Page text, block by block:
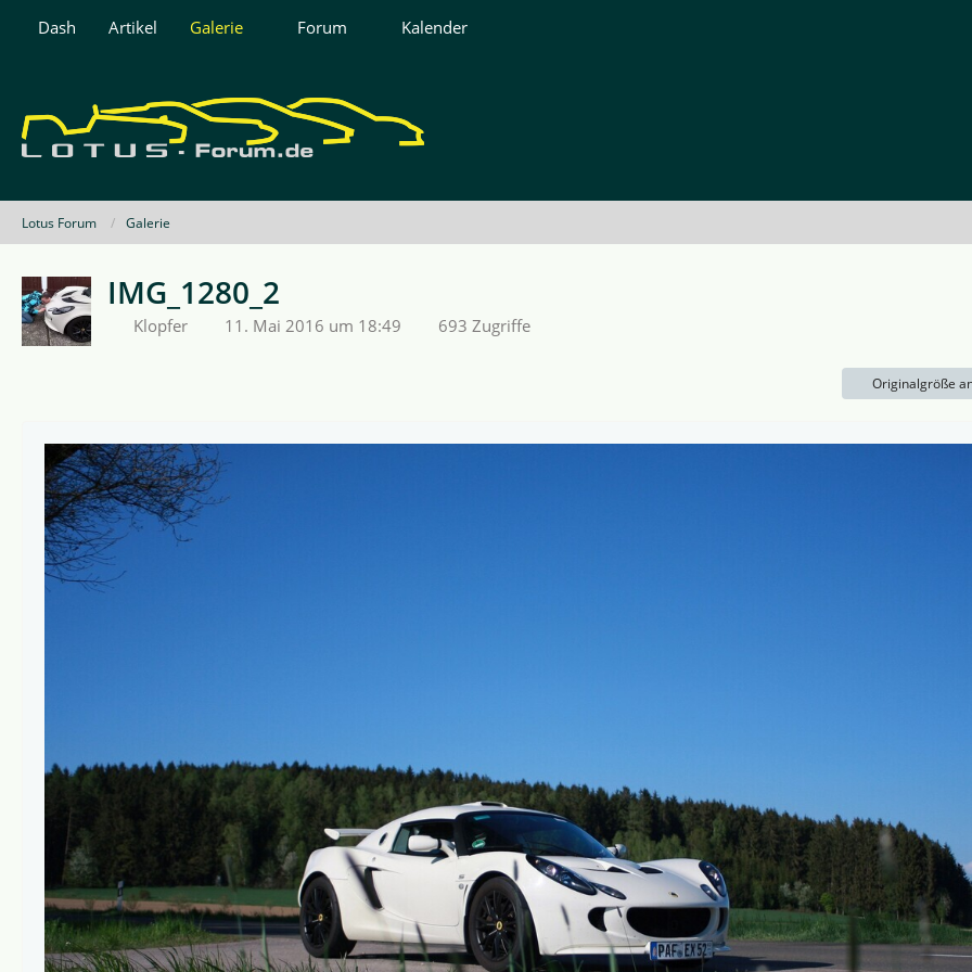
Dash Artikel Galerie Forum Kalender
Lotus Forum Galerie
IMG_1280_2
Klopfer 11. Mai 2016 um 18:49 693 Zugriffe
Originalgröße